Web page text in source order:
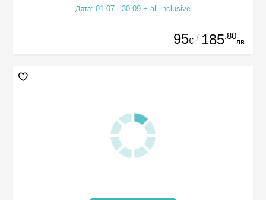
Дата: 01.07 - 30.09 + all inclusive
95€ / 185.80
лв.